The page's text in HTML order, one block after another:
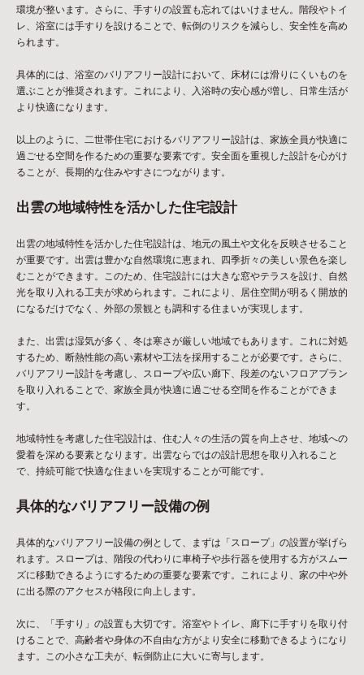
環境が整います。さらに、手すりの設置も忘れてはいけません。階段やトイ
レ、浴室には手すりを設けることで、転倒のリスクを減らし、安全性を高め
られます。
具体的には、浴室のバリアフリー設計において、床材には滑りにくいものを
選ぶことが推奨されます。これにより、入浴時の安心感が増し、日常生活が
より快適になります。
以上のように、二世帯住宅におけるバリアフリー設計は、家族全員が快適に
過ごせる空間を作るための重要な要素です。安全面を重視した設計を心がけ
ることが、長期的な住みやすさにつながります。
出雲の地域特性を活かした住宅設計
出雲の地域特性を活かした住宅設計は、地元の風土や文化を反映させること
が重要です。出雲は豊かな自然環境に恵まれ、四季折々の美しい景色を楽し
むことができます。このため、住宅設計には大きな窓やテラスを設け、自然
光を取り入れる工夫が求められます。これにより、居住空間が明るく開放的
になるだけでなく、外部の景観とも調和する住まいが実現します。
また、出雲は湿気が多く、冬は寒さが厳しい地域でもあります。これに対処
するため、断熱性能の高い素材や工法を採用することが必要です。さらに、
バリアフリー設計を考慮し、スロープや広い廊下、段差のないフロアプラン
を取り入れることで、家族全員が快適に過ごせる空間を作ることができま
す。
地域特性を考慮した住宅設計は、住む人々の生活の質を向上させ、地域への
愛着を深める要素となります。出雲ならではの設計思想を取り入れること
で、持続可能で快適な住まいを実現することが可能です。
具体的なバリアフリー設備の例
具体的なバリアフリー設備の例として、まずは「スロープ」の設置が挙げら
れます。スロープは、階段の代わりに車椅子や歩行器を使用する方がスムー
ズに移動できるようにするための重要な要素です。これにより、家の中や外
に出る際のアクセスが格段に向上します。
次に、「手すり」の設置も大切です。浴室やトイレ、廊下に手すりを取り付
けることで、高齢者や身体の不自由な方がより安全に移動できるようになり
ます。この小さな工夫が、転倒防止に大いに寄与します。